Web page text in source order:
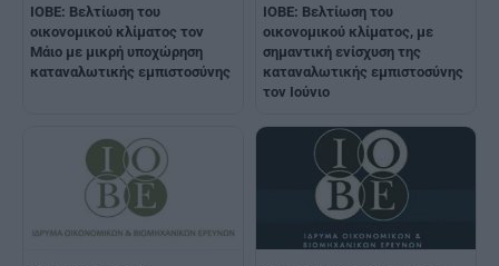
ΙΟΒΕ: Βελτίωση του
οικονομικού κλίματος τον
Μάιο με μικρή υποχώρηση
καταναλωτικής εμπιστοσύνης
ΙΟΒΕ: Βελτίωση του
οικονομικού κλίματος, με
σημαντική ενίσχυση της
καταναλωτικής εμπιστοσύνης
τον Ιούνιο